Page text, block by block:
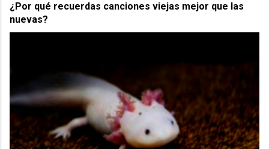
¿Por qué recuerdas canciones viejas mejor que las
nuevas?